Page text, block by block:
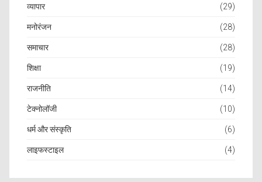
व्यापार (29)
मनोरंजन (28)
समाचार (28)
शिक्षा (19)
राजनीति (14)
टेक्नोलॉजी (10)
धर्म और संस्कृति (6)
लाइफस्टाइल (4)